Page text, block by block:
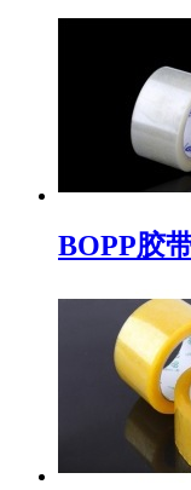
BOPP胶